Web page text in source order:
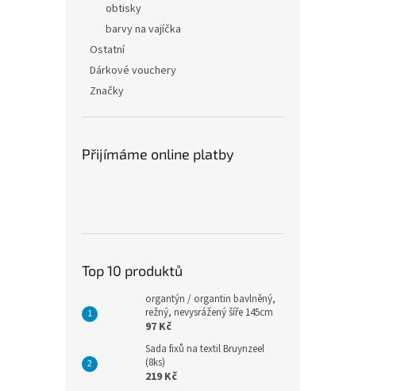
obtisky
barvy na vajíčka
Ostatní
Dárkové vouchery
Značky
Přijímáme online platby
Top 10 produktů
organtýn / organtin bavlněný,
režný, nevysrážený šíře 145cm
97 Kč
Sada fixů na textil Bruynzeel
(8ks)
219 Kč